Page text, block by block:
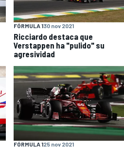
FÓRMULA 130 nov 2021
Ricciardo destaca que
Verstappen ha "pulido" su
agresividad
FÓRMULA 125 nov 2021